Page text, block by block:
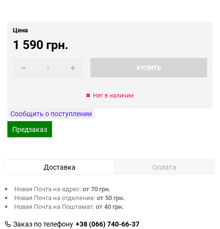
Цена
1 590 грн.
КУПИТЬ
Нет в наличии
Сообщить о поступлении
Предзаказ
Доставка Оплата
Новая Почта на адрес:от 70 грн.
Новая Почта на отделение:от 50 грн.
Новая Почта на Поштамат:от 40 грн.
Заказ по телефону +38 (066) 740-66-37